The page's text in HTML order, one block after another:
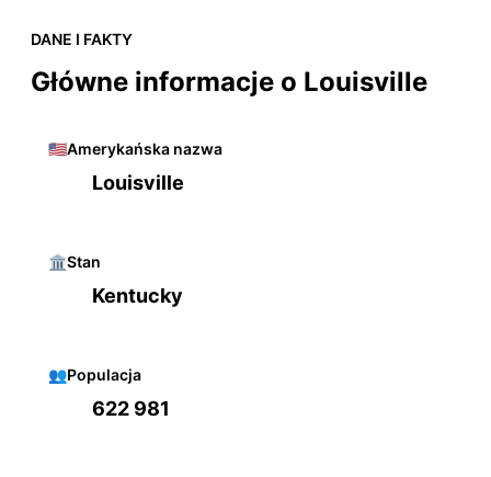
DANE I FAKTY
Główne informacje o Louisville
🇺🇸Amerykańska nazwa
Louisville
🏛️Stan
Kentucky
👥Populacja
622 981